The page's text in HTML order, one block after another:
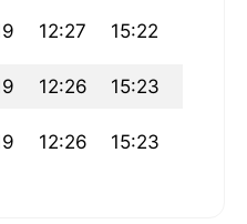
12:27 15:22
12:26 15:23
12:26 15:23